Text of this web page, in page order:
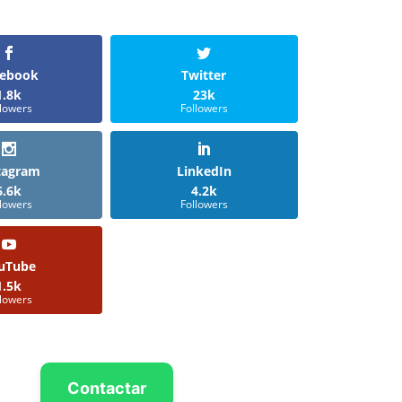
Twitter
23k
Followers
LinkedIn
4.2k
Followers
Contactar